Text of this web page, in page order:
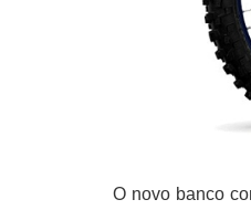
O novo banco